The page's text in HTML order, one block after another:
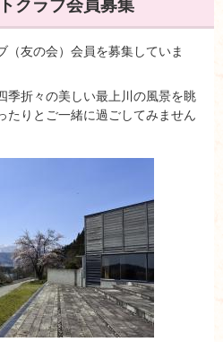
クラブ会員募集
（友の会）会員を募集していま
季折々の美しい最上川の風景を眺
たりとご一緒に過ごしてみません